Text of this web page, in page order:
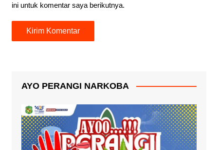
ini untuk komentar saya berikutnya.
AYO PERANGI NARKOBA